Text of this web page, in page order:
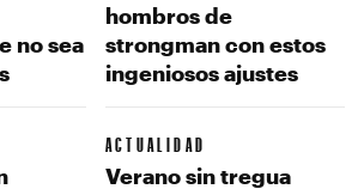
no sea
hombros de
strongman con estos
ingeniosos ajustes
ACTUALIDAD
Verano sin tregua